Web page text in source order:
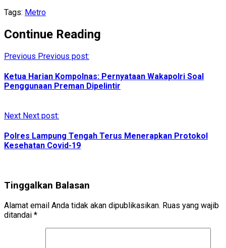
Tags: Metro
Continue Reading
Previous Previous post:
Ketua Harian Kompolnas: Pernyataan Wakapolri Soal
Penggunaan Preman Dipelintir
Next Next post:
Polres Lampung Tengah Terus Menerapkan Protokol
Kesehatan Covid-19
Tinggalkan Balasan
Alamat email Anda tidak akan dipublikasikan. Ruas yang wajib
ditandai *